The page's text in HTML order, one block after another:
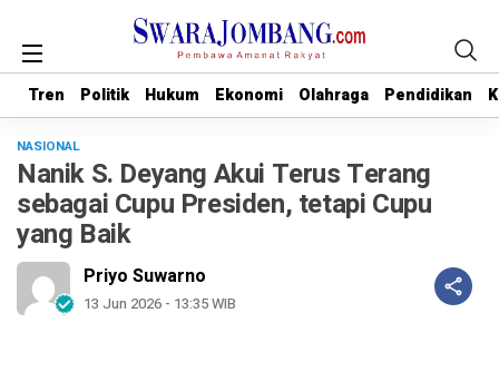
Tren Politik Hukum Ekonomi Olahraga Pendidikan
Tren Politik Hukum Ekonomi Olahraga Pendidikan
NASIONAL
Nanik S. Deyang Akui Terus Terang
sebagai Cupu Presiden, tetapi Cupu
yang Baik
Priyo Suwarno
13 Jun 2026 - 13:35 WIB